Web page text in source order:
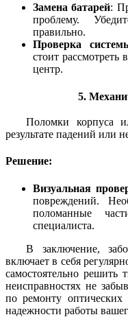
Замена батарей:
проблему.
правильно.
Проверка
стоит рассмотреть
центр.
5.
Поломки корпуса
результате падений или
Решение:
Визуальная
повреждений.
поломанные
специалиста.
В заключение,
включает в себя
самостоятельно
неисправностях не
по ремонту оптических
надежности работы